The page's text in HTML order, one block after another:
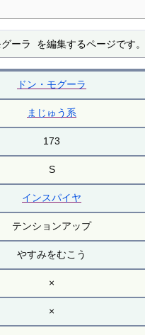
ーラ を編集するページです。
ドン・モグーラ
まじゅう系
173
S
インスパイヤ
テンションアップ
やすみをむこう
×
×